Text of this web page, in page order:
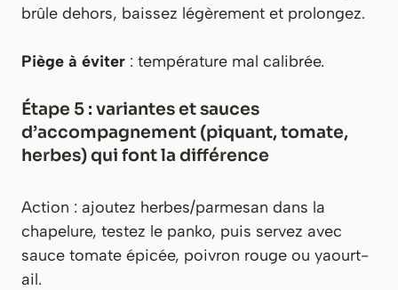
brûle dehors, baissez légèrement et prolongez.
Piège à éviter : température mal calibrée.
Étape 5 : variantes et sauces
d’accompagnement (piquant, tomate,
herbes) qui font la différence
Action : ajoutez herbes/parmesan dans la
chapelure, testez le panko, puis servez avec
sauce tomate épicée, poivron rouge ou yaourt-
ail.